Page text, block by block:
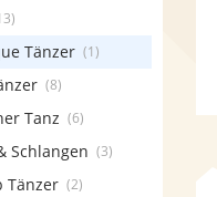
Tänzer (1)
(8)
Tanz (6)
Schlangen (3)
Tänzer (2)